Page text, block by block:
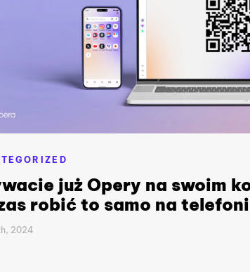
już Opery na swoim
robić to samo na
2024